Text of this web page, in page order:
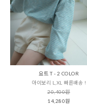
요트 T - 2 COLOR
아이보리 L,XL 빠른배송 !
20,400원
14,280원